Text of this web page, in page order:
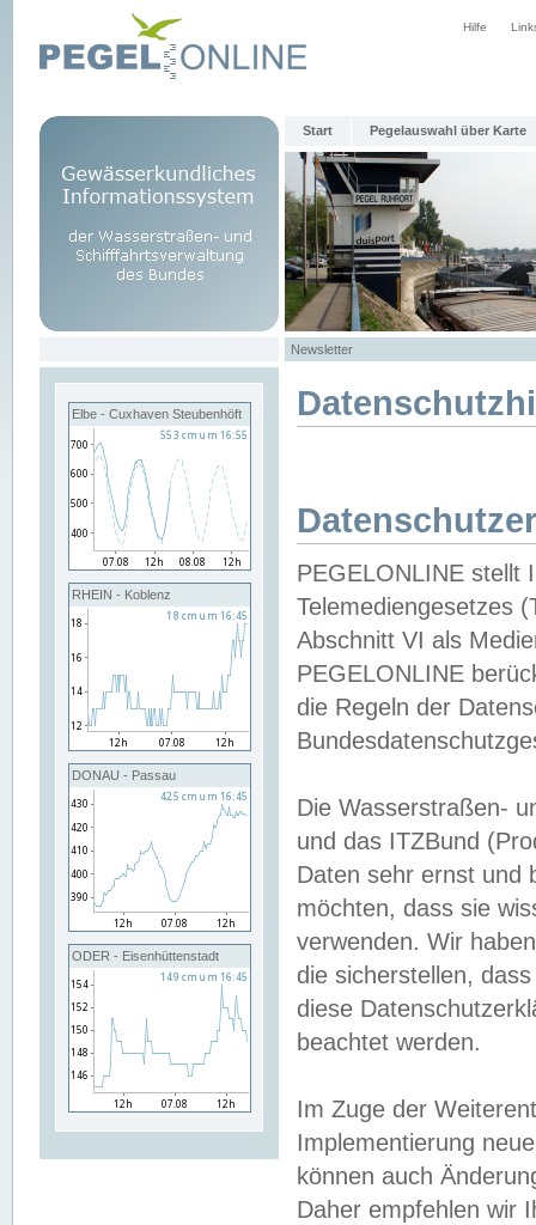
Hilfe
Start Pegelauswahl über Karte
Newsletter
Elbe - Cuxhaven Steubenhöft
RHEIN - Koblenz
DONAU - Passau
ODER - Eisenhüttenstadt
PEGELONLINE stellt
Telemediengesetzes
Abschnitt VI als
PEGELONLINE
die Regeln der
Die Wasserstraßen-
und das ITZBund
Daten sehr ernst und
möchten, dass sie
verwenden. Wir
die sicherstellen,
diese
beachtet werden.
Im Zuge der
Implementierung
können auch
Daher empfehlen wir